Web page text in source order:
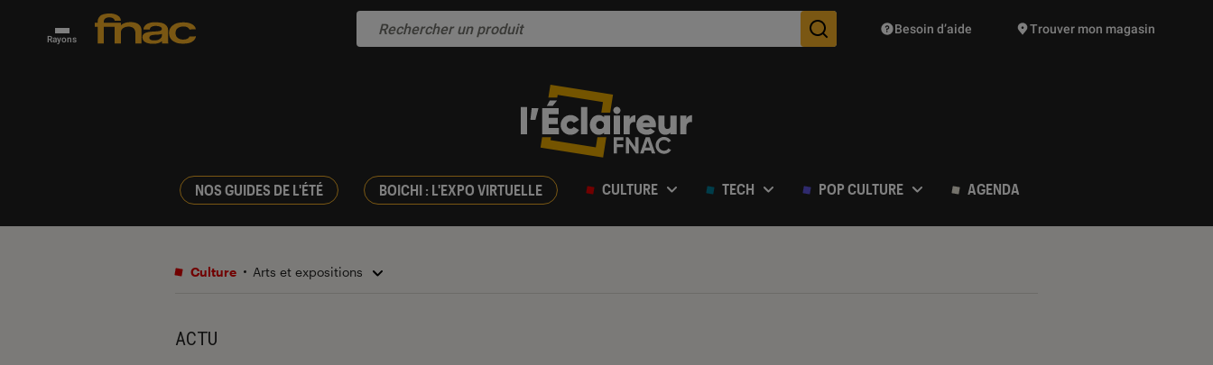
Rayons Des suggestions de produits vont vous être proposées
Besoin d’aide Trouver mon magasin
NOS GUIDES DE L'ÉTÉ BOICHI : L'EXPO VIRTUELLE CULTURE TECH POP CULTURE AGENDA
Culture Arts et expositions
ACTU